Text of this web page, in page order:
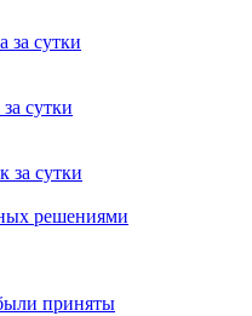
за сутки
сутки
за сутки
решениями
приняты